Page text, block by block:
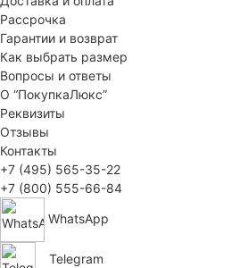
Рассрочка
Гарантии и возврат
Как выбрать размер
Вопросы и ответы
О “ПокупкаЛюкс”
Реквизиты
Отзывы
Контакты
+7 (495) 565-35-22
+7 (800) 555-66-84
WhatsApp
Telegram